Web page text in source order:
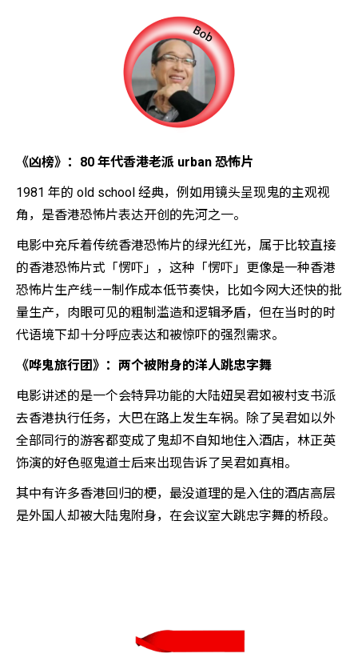
《凶榜》：80 年代香港老派 urban 恐怖片
1981 年的 old school 经典，例如用镜头呈现鬼的主观视
角，是香港恐怖片表达开创的先河之一。
电影中充斥着传统香港恐怖片的绿光红光，属于比较直接
的香港恐怖片式「愣吓」，这种「愣吓」更像是一种香港
恐怖片生产线——制作成本低节奏快，比如今网大还快的批
量生产，肉眼可见的粗制滥造和逻辑矛盾，但在当时的时
代语境下却十分呼应表达和被惊吓的强烈需求。
《哗鬼旅行团》：两个被附身的洋人跳忠字舞
电影讲述的是一个会特异功能的大陆妞吴君如被村支书派
去香港执行任务，大巴在路上发生车祸。除了吴君如以外
全部同行的游客都变成了鬼却不自知地住入酒店，林正英
饰演的好色驱鬼道士后来出现告诉了吴君如真相。
其中有许多香港回归的梗，最没道理的是入住的酒店高层
是外国人却被大陆鬼附身，在会议室大跳忠字舞的桥段。